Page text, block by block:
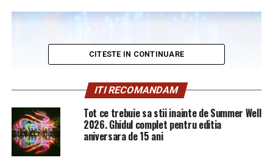
CITESTE IN CONTINUARE
ITI RECOMANDAM
Tot ce trebuie sa stii inainte de Summer Well
2026. Ghidul complet pentru editia
aniversara de 15 ani